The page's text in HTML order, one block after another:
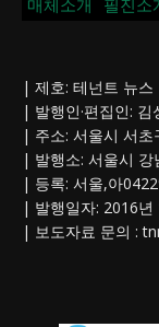
매체소개 필진소
| 제호: 테넌트 뉴스
| 발행인·편집인:
| 주소: 서울시 서초
| 발행소: 서울시
| 등록: 서울,아
| 발행일자: 2016
| 보도자료 문의 :